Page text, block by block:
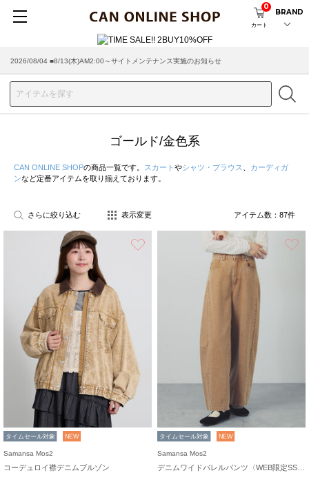
カート
0
BRAND
2026/08/04 ■8/13(木)AM2:00～サイトメンテナンス実施のお知らせ
2026/07/29 ■【お知らせ】ヤマト運輸の配送遅延・停止について
ゴールド/金色系
CAN ONLINE SHOPの商品一覧です。 スカート やシャツ・ブラウス
カーディガ
ンなど定番アイテムを取り揃えております。
さらに絞り込む 表示変更 アイテム数： 87件
タイムセール対象 NEW
Samansa Mos2
コーデュロイ襟デニムブルゾン
タイムセール対象 NEW
Samansa Mos2